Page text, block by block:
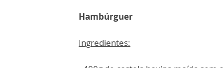
Hambúrguer
Ingredientes: